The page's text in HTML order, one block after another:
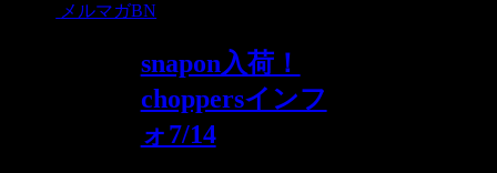
メルマガBN
snapon入荷！
choppersインフ
ォ7/14